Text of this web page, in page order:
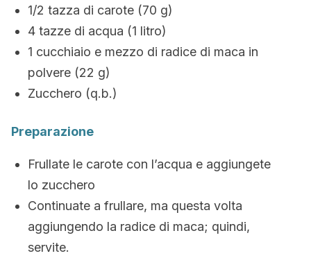
1/2 tazza di carote (70 g)
4 tazze di acqua (1 litro)
1 cucchiaio e mezzo di radice di maca in
polvere (22 g)
Zucchero (q.b.)
Preparazione
Frullate le carote con l’acqua e aggiungete
lo zucchero
Continuate a frullare, ma questa volta
aggiungendo la radice di maca; quindi,
servite.